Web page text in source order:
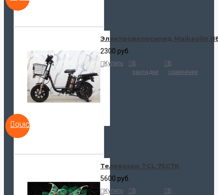
QUICKVIEW
Электровелосипед Maikaolin
2300 руб.
Купить
В
закладки
В
сравнение
Телевизор TCL 75C7K
5600 руб.
Купить
В
В